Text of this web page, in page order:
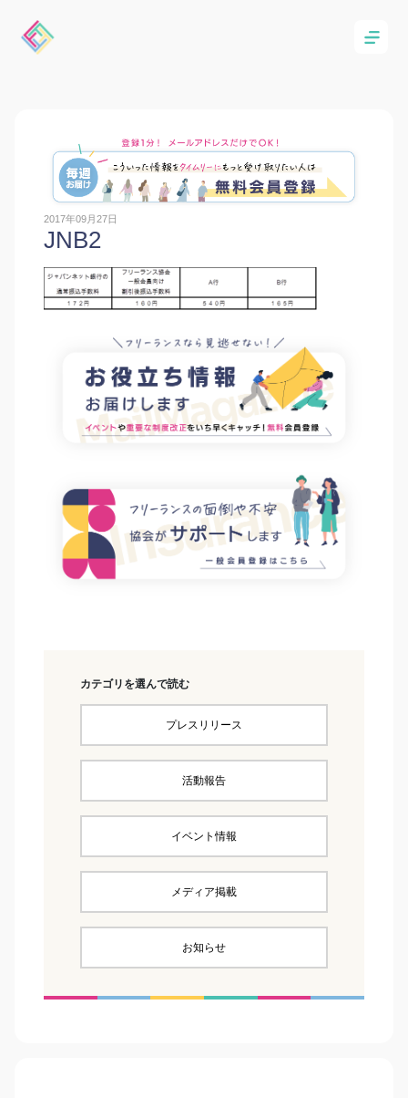
2017年09月27日
JNB2
カテゴリを選んで読む
プレスリリース
活動報告
イベント情報
メディア掲載
お知らせ